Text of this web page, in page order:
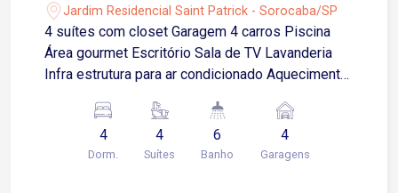
Jardim Residencial Saint Patrick - Sorocaba/SP
4 suítes com closet Garagem 4 carros Piscina
Área gourmet Escritório Sala de TV Lavanderia
Infra estrutura para ar condicionado Aquecimento
4
Dorm.
4
Suítes
6
Banho
4
Garagens